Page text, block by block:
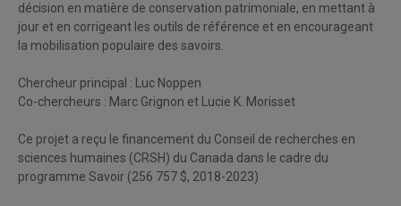
décision en matière de conservation patrimoniale, en mettant à
jour et en corrigeant les outils de référence et en encourageant
la mobilisation populaire des savoirs.
Chercheur principal : Luc Noppen
Co-chercheurs : Marc Grignon et Lucie K. Morisset
Ce projet a reçu le financement du Conseil de recherches en
sciences humaines (CRSH) du Canada dans le cadre du
programme Savoir (256 757 $, 2018-2023)